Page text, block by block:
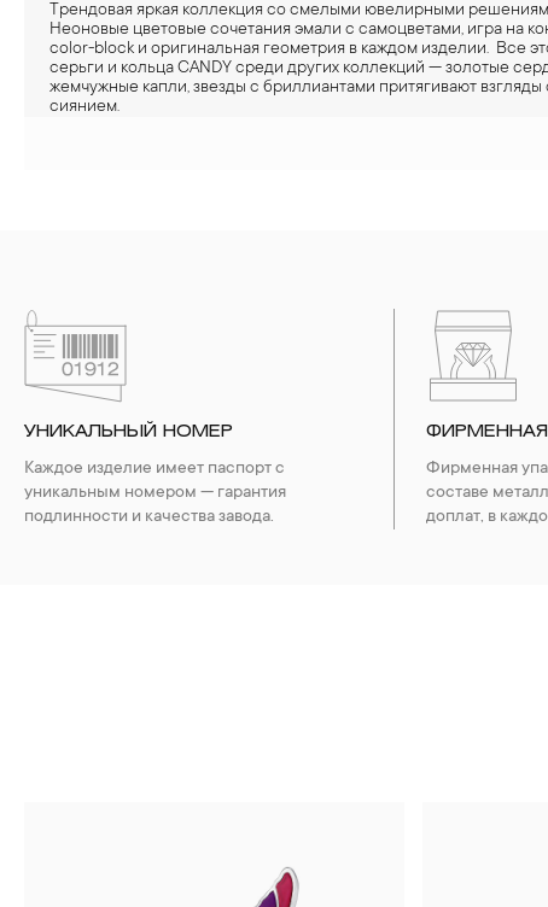
Трендовая яркая коллекция со смелыми ювелирными
Неоновые цветовые сочетания эмали с самоцветами, игра на
color-block и оригинальная геометрия в каждом изделии. Все
серьги и кольца CANDY среди других коллекций — золотые
жемчужные капли, звезды с бриллиантами притягивают взгляды
сиянием.
УНИКАЛЬНЫЙ НОМЕР
Каждое изделие имеет паспорт с
уникальным номером — гарантия
подлинности и качества завода.
Фирменная
составе
доплат, в